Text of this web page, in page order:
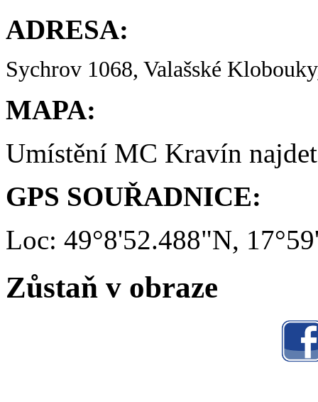
ADRESA:
Sychrov 1068, Valašské
MAPA:
Umístění MC Kravín
GPS SOUŘADNICE:
Loc: 49°8'52.488"N,
Zůstaň v obraze